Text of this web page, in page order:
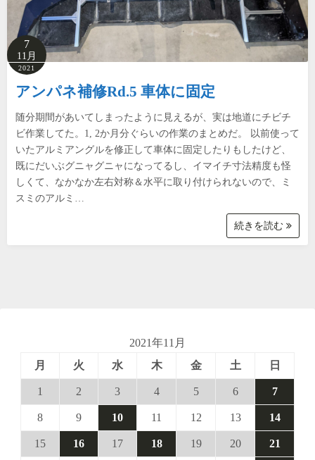
7
11月
2021
アンパネ補修Rd.5 車体に固定
随分期間があいてしまったように見えるが、実は地道にチビチ
ビ作業してた。1, 2か月分ぐらいの作業のまとめだ。 以前使って
いたアルミアングルを修正して車体に固定したりもしたけど、
既にだいぶグニャグニャになってるし、イマイチ寸法精度も怪
しくて、なかなか左右対称＆水平に取り付けられないので、ミ
スミのアルミ…
続きを読む
2021年11月
月
火 水 木 金 土 日
1 2 3 4 5 6 7
8 9 10 11 12 13 14
15 16 17 18 19 20 21